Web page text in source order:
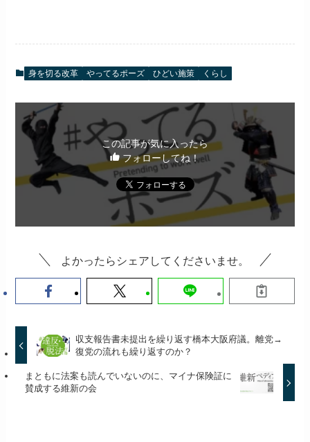
身を切る改革 やってるポーズ ひどい施策 くらし
この記事が気に入ったら
フォローしてね！
よかったらシェアしてくださいませ。
収支報告書未提出を繰り返す橋本大阪府議。離党→
復党の流れも繰り返すのか？
まともに法案も読んでいないのに、マイナ保険証に
賛成する維新の会